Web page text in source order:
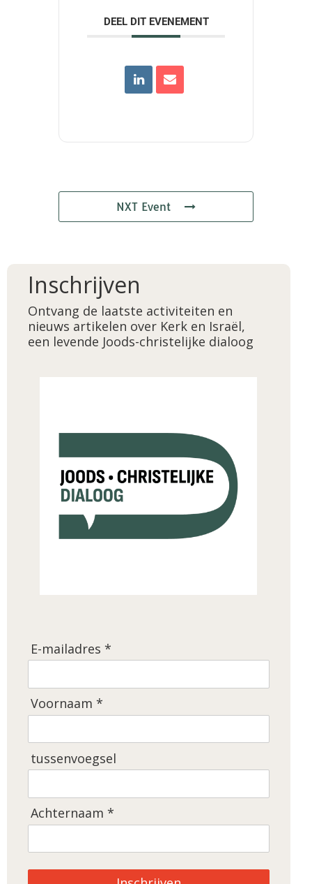
DEEL DIT EVENEMENT
NXT Event
Inschrijven
Ontvang de laatste activiteiten en
nieuws artikelen over Kerk en Israël,
een levende Joods-christelijke dialoog
E-mailadres *
Voornaam *
tussenvoegsel
Achternaam *